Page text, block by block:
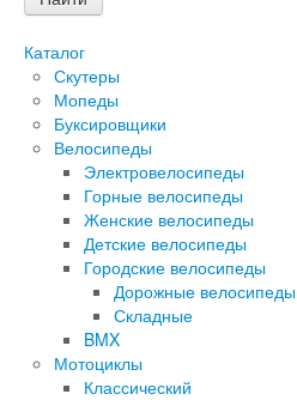
Каталог
Скутеры
Мопеды
Буксировщики
Велосипеды
Электровелосипеды
Горные велосипеды
Женские велосипеды
Детские велосипеды
Городские велосипеды
Дорожные велосипеды
Складные
BMX
Мотоциклы
Классический